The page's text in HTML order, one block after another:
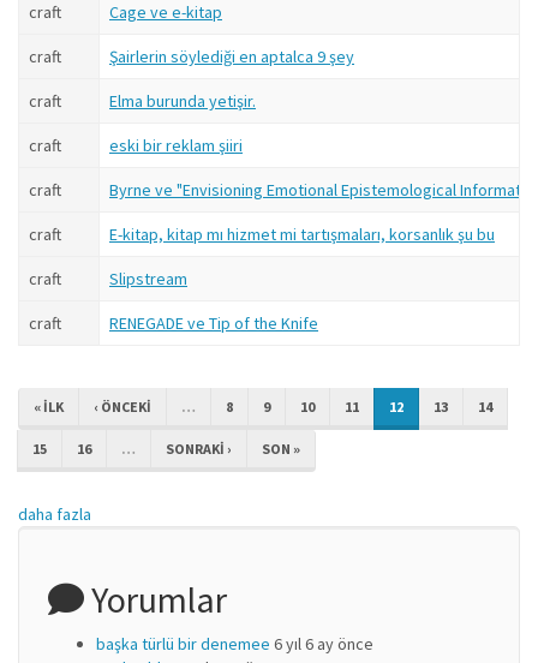
craft Cage ve e-kitap
craft Şairlerin söylediği en aptalca 9 şey
craft Elma burunda yetişir.
craft eski bir reklam şiiri
craft Byrne ve "Envisioning Emotional Epistemological
craft E-kitap, kitap mı hizmet mi tartışmaları, korsanlık şu bu
craft Slipstream
craft RENEGADE ve Tip of the Knife
« ILK ‹ ÖNCEKI … 8 9 10 11 12 13 14
15 16 … SONRAKI › SON »
daha fazla
Yorumlar
başka türlü bir denemee 6 yıl 6 ay önce